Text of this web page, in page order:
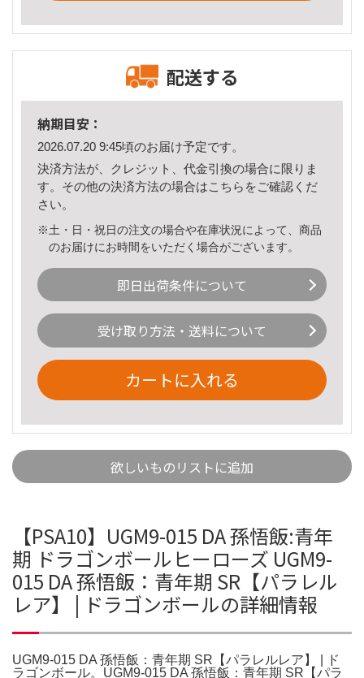
配送する
納期目安：
2026.07.20 9:45頃のお届け予定です。
決済方法が、クレジット、代金引換の場合に限りま
す。その他の決済方法の場合はこちら をご確認くだ
さい。
※土・日・祝日の注文の場合や在庫状況によって、商品
のお届けにお時間をいただく場合がございます。
即日出荷条件について
受け取り方法・送料について
カートに入れる
欲しいものリストに追加
【PSA10】UGM9-015 DA 孫悟飯:青年
期 ドラゴンボールヒーローズ UGM9-
015 DA 孫悟飯：青年期 SR【パラレル
レア】 | ドラゴンボールの詳細情報
UGM9-015 DA 孫悟飯：青年期 SR【パラレルレア】 | ド
ラゴンボール。UGM9-015 DA 孫悟飯：青年期 SR【パラ